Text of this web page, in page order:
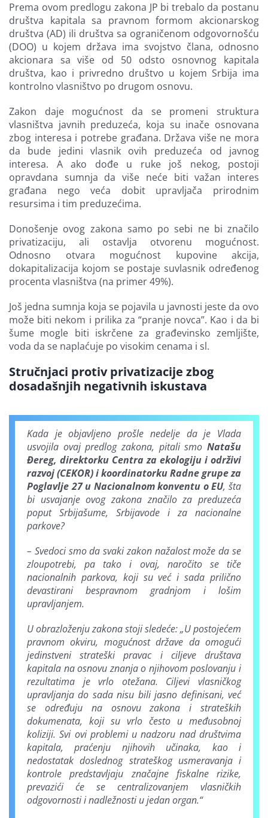
Prema ovom predlogu zakona JP bi trebalo da postanu
društva kapitala sa pravnom formom akcionarskog
društva (AD) ili društva sa ograničenom odgovornošću
(DOO) u kojem država ima svojstvo člana, odnosno
akcionara sa više od 50 odsto osnovnog kapitala
društva, kao i privredno društvo u kojem Srbija ima
kontrolno vlasništvo po drugom osnovu.
Zakon daje mogućnost da se promeni struktura
vlasništva javnih preduzeća, koja su inače osnovana
zbog interesa i potrebe građana. Država više ne mora
da bude jedini vlasnik ovih preduzeća od javnog
interesa. A ako dođe u ruke još nekog, postoji
opravdana sumnja da više neće biti važan interes
građana nego veća dobit upravljača prirodnim
resursima i tim preduzećima.
Donošenje ovog zakona samo po sebi ne bi značilo
privatizaciju, ali ostavlja otvorenu mogućnost.
Odnosno otvara mogućnost kupovine akcija,
dokapitalizacija kojom se postaje suvlasnik određenog
procenta vlasništva (na primer 49%).
Još jedna sumnja koja se pojavila u javnosti jeste da ovo
može biti nekom i prilika za “pranje novca”. Kao i da bi
šume mogle biti iskrčene za građevinsko zemljište,
voda da se naplaćuje po visokim cenama i sl.
Stručnjaci protiv privatizacije zbog
dosadašnjih negativnih iskustava
Kada je objavljeno prošle nedelje da je Vlada
usvojila ovaj predlog zakona, pitali smo Natašu
Đereg, direktorku Centra za ekologiju i održivi
razvoj (CEKOR) i koordinatorku Radne grupe za
Poglavlje 27 u Nacionalnom konventu o EU, šta
bi usvajanje ovog zakona značilo za preduzeća
poput Srbijašume, Srbijavode i za nacionalne
parkove?
– Svedoci smo da svaki zakon nažalost može da se
zloupotrebi, pa tako i ovaj, naročito se tiče
nacionalnih parkova, koji su već i sada prilično
devastirani bespravnom gradnjom i lošim
upravljanjem.
U obrazloženju zakona stoji sledeće: „U postojećem
pravnom okviru, mogućnost države da omogući
jedinstveni strateški pravac i ciljeve društava
kapitala na osnovu znanja o njihovom poslovanju i
rezultatima je vrlo otežana. Ciljevi vlasničkog
upravljanja do sada nisu bili jasno definisani, već
se određuju na osnovu zakona i strateških
dokumenata, koji su vrlo često u međusobnoj
koliziji. Svi ovi problemi u nadzoru nad društvima
kapitala, praćenju njihovih učinaka, kao i
nedostatak doslednog strateškog usmeravanja i
kontrole predstavljaju značajne fiskalne rizike,
prevazići će se centralizovanjem vlasničkih
odgovornosti i nadležnosti u jedan organ.“